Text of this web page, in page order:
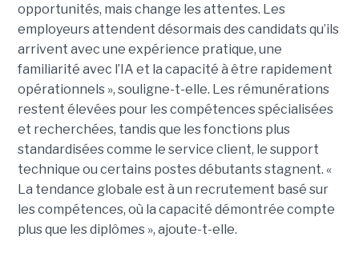
opportunités, mais change les attentes. Les
employeurs attendent désormais des candidats qu’ils
arrivent avec une expérience pratique, une
familiarité avec l’IA et la capacité à être rapidement
opérationnels », souligne-t-elle. Les rémunérations
restent élevées pour les compétences spécialisées
et recherchées, tandis que les fonctions plus
standardisées comme le service client, le support
technique ou certains postes débutants stagnent. «
La tendance globale est à un recrutement basé sur
les compétences, où la capacité démontrée compte
plus que les diplômes », ajoute-t-elle.